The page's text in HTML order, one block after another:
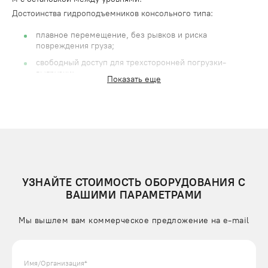
Достоинства гидроподъемников консольного типа:
плавное перемещение, без рывков и риска
повреждения груза;
свободный доступ для трехсторонней погрузки-
выгрузки;
гидравлического подъемника можно онлайн на нашем
УСТРОЙСТВО КОНСОЛЬНЫХ ГИДРОПОДЪЕМНИКОВ
Показать еще
УЗНАЙТЕ СТОИМОСТЬ ОБОРУДОВАНИЯ С
ВАШИМИ ПАРАМЕТРАМИ
Мы вышлем вам коммерческое предложение на e-mail
Имя/Организация*